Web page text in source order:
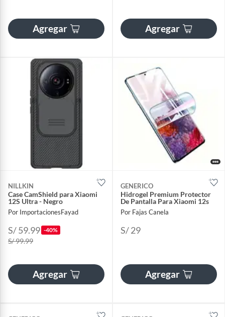
Agregar Agregar
NILLKIN
Case CamShield para Xiaomi
12S Ultra - Negro
Por ImportacionesFayad
S/ 59.99 -40%
S/ 99.99
Agregar
GENERICO
Hidrogel Premium Protector
De Pantalla Para Xiaomi 12s
Por Fajas Canela
S/ 29
Agregar